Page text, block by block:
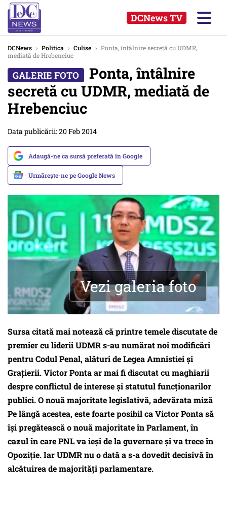
DCNews TV
DCNews › Politica › Culise › Ponta, întâlnire secretă cu UDMR,
mediată de Hrebenciuc
Ponta, întâlnire
secretă cu UDMR, mediată de
Hrebenciuc
Data publicării: 20 Feb 2014
Adaugă-ne ca sursă preferată în Google
Urmărește-ne pe Google News
Vezi galeria foto
Sursa citată mai notează că printre temele discutate de
premier cu liderii UDMR s-au numărat noi modificări
pentru Codul Penal, alături de Legea Amnistiei şi
Graţierii. Victor Ponta ar mai fi discutat cu maghiarii
despre conflictul de interese şi statutul funcţionarilor
publici.O nouă majoritate legislativă, adevărata miză
Pe lângă acestea, este foarte posibil ca Victor Ponta să
își pregătească o nouă majoritate în Parlament, în
cazul în care PNL va ieși de la guvernare și va trece în
Opoziție. Iar UDMR nu o dată a s-a dovedit decisivă în
alcătuirea de majorități parlamentare.